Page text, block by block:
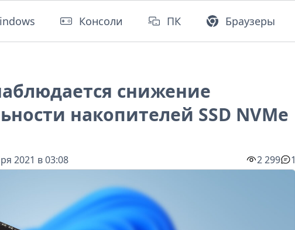
Консоли ПК Браузеры
снижение
накопителей SSD NVMe
2021 в 03:08 2 299 1